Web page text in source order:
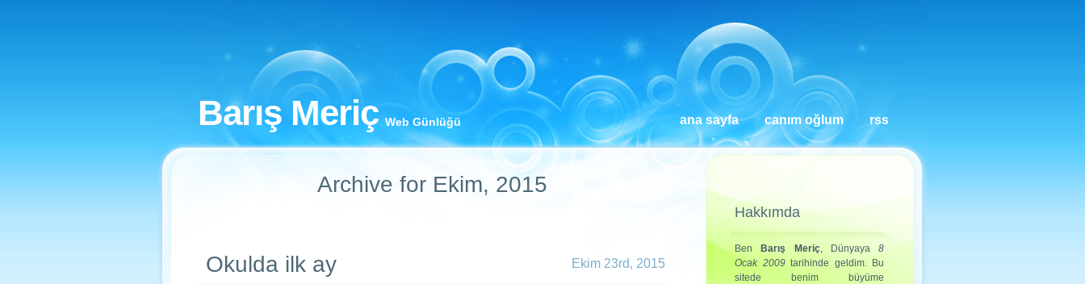
Barış Meriç Web Günlüğü ana sayfa canım oğlum rss
Archive for Ekim, 2015
Okulda ilk ay Ekim 23rd, 2015
Hakkımda
Ben Barış Meriç, Dünyaya 8
Ocak 2009tarihinde geldim. Bu
sitede benim büyüme